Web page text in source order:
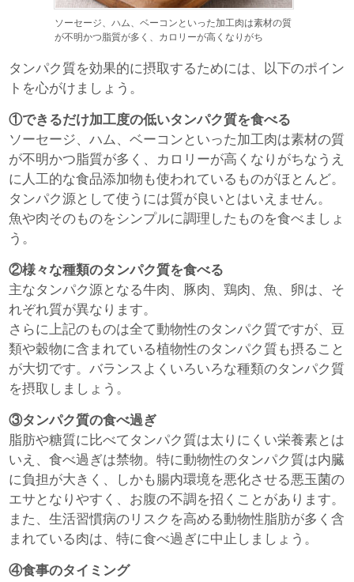
ソーセージ、ハム、ベーコンといった加工肉は素材の質
が不明かつ脂質が多く、カロリーが高くなりがち
タンパク質を効果的に摂取するためには、以下のポイン
トを心がけましょう。
①できるだけ加工度の低いタンパク質を食べる
ソーセージ、ハム、ベーコンといった加工肉は素材の質
が不明かつ脂質が多く、カロリーが高くなりがちなうえ
に人工的な食品添加物も使われているものがほとんど。
タンパク源として使うには質が良いとはいえません。
魚や肉そのものをシンプルに調理したものを食べましょ
う。
②様々な種類のタンパク質を食べる
主なタンパク源となる牛肉、豚肉、鶏肉、魚、卵は、そ
れぞれ質が異なります。
さらに上記のものは全て動物性のタンパク質ですが、豆
類や穀物に含まれている植物性のタンパク質も摂ること
が大切です。バランスよくいろいろな種類のタンパク質
を摂取しましょう。
③タンパク質の食べ過ぎ
脂肪や糖質に比べてタンパク質は太りにくい栄養素とは
いえ、食べ過ぎは禁物。特に動物性のタンパク質は内臓
に負担が大きく、しかも腸内環境を悪化させる悪玉菌の
エサとなりやすく、お腹の不調を招くことがあります。
また、生活習慣病のリスクを高める動物性脂肪が多く含
まれている肉は、特に食べ過ぎに中止しましょう。
④食事のタイミング